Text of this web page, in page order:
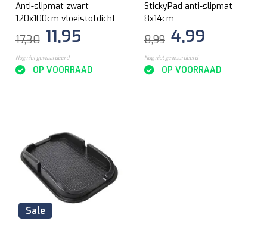
Anti-slipmat zwart
120x100cm vloeistofdicht
17,30 11,95
Nog niet gewaardeerd
OP VOORRAAD
StickyPad anti-slipmat
8x14cm
8,99 4,99
Nog niet gewaardeerd
OP VOORRAAD
Sale